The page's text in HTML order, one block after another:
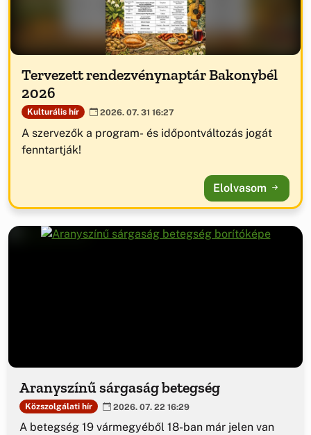
Tervezett rendezvénynaptár Bakonybél
2026
Kulturális hír 2026. 07. 31 16:27
A szervezők a program- és időpontváltozás jogát
fenntartják!
Elolvasom
Aranyszínű sárgaság betegség
Közszolgálati hír 2026. 07. 22 16:29
A betegség 19 vármegyéből 18-ban már jelen van